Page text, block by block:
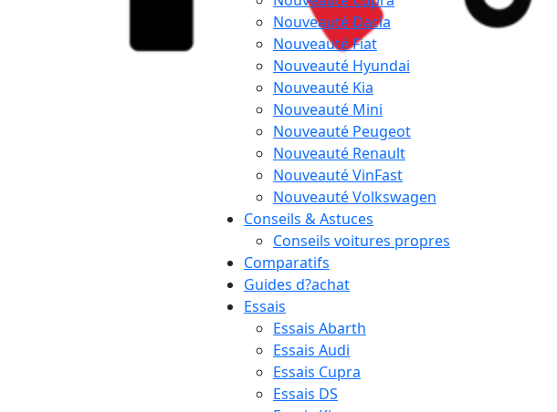
Nouveauté Dacia
Nouveauté Fiat
Nouveauté Hyundai
Nouveauté Kia
Nouveauté Mini
Nouveauté Peugeot
Nouveauté Renault
Nouveauté VinFast
Nouveauté Volkswagen
Conseils & Astuces
Conseils voitures propres
Comparatifs
Guides d?achat
Essais
Essais Abarth
Essais Audi
Essais Cupra
Essais DS